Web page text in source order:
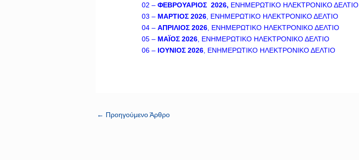
02 –ΦΕΒΡΟΥΑΡΙΟΣ 2026, ΕΝΗΜΕΡΩΤΙΚΟ ΗΛΕΚΤΡΟΝΙΚΟ ΔΕΛΤΙΟ
03 – ΜΑΡΤΙΟΣ 2026, ΕΝΗΜΕΡΩΤΙΚΟ ΗΛΕΚΤΡΟΝΙΚΟ ΔΕΛΤΙΟ
04 – ΑΠΡΙΛΙΟΣ 2026, ΕΝΗΜΕΡΩΤΙΚΟ ΗΛΕΚΤΡΟΝΙΚΟ ΔΕΛΤΙΟ
05 – ΜΑΪΟΣ 2026, ΕΝΗΜΕΡΩΤΙΚΟ ΗΛΕΚΤΡΟΝΙΚΟ ΔΕΛΤΙΟ
06 – ΙΟΥΝΙΟΣ 2026, ΕΝΗΜΕΡΩΤΙΚΟ ΗΛΕΚΤΡΟΝΙΚΟ ΔΕΛΤΙΟ
← Προηγούμενο Άρθρο